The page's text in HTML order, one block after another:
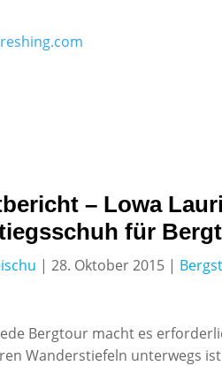
– Lowa
für
|28. Oktober 2015 |
Bergtour macht es
Wanderstiefeln unterwegs